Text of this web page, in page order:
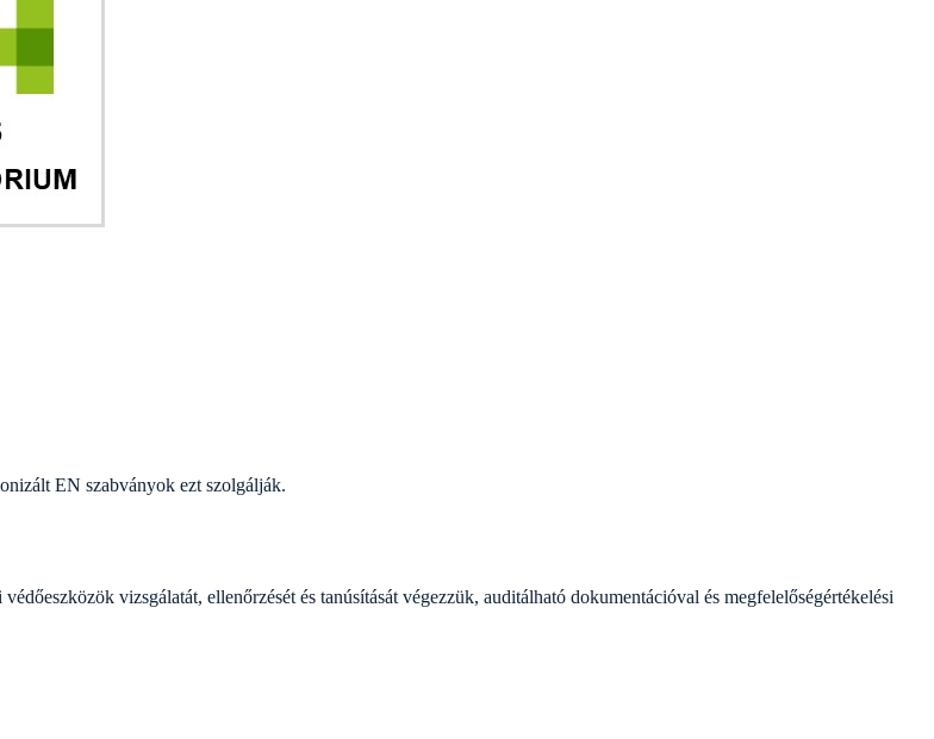
EN szabványok ezt szolgálják.
vizsgálatát, ellenőrzését és tanúsítását végezzük, auditálható dokumentációval és megfelelőségértékelési